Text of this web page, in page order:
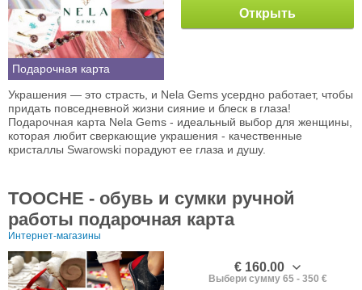
Подарочная карта
Открыть
Украшения — это страсть, и Nela Gems усердно работает, чтобы
придать повседневной жизни сияние и блеск в глаза!
Подарочная карта Nela Gems - идеальный выбор для женщины,
которая любит сверкающие украшения - качественные
кристаллы Swarowski порадуют ее глаза и душу.
TOOCHE - обувь и сумки ручной
работы подарочная карта
Интернет-магазины
€ 160.00
Выбери сумму 65 - 350 €